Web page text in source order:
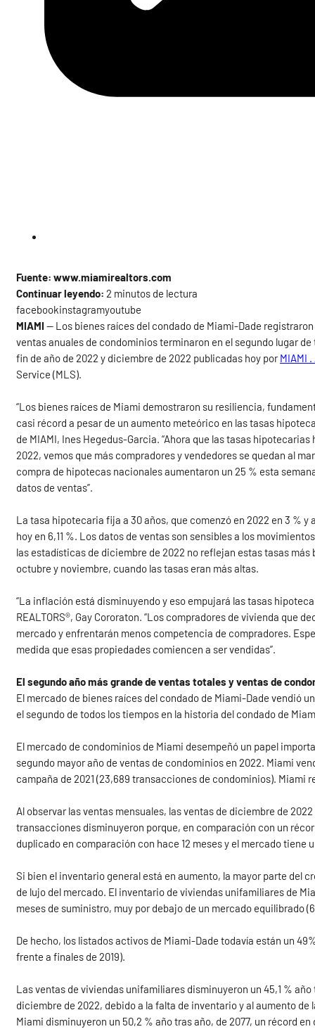
Fuente: www.miamirealtors.com
Continuar leyendo: 2 minutos de lectura
facebookinstagramyoutube
MIAMI — Los bienes raíces del condado de Miami-Dade
ventas anuales de condominios terminaron en el segundo lugar
fin de año de 2022 y diciembre de 2022 publicadas hoy porMIAMI
Service (MLS).
“Los bienes raíces de Miami demostraron su resiliencia,
casi récord a pesar de un aumento meteórico en las tasas
de MIAMI, Ines Hegedus-Garcia. “Ahora que las tasas
2022, vemos que más compradores y vendedores se quedan al
compra de hipotecas nacionales aumentaron un 25 % esta
datos de ventas”.
La tasa hipotecaria fija a 30 años, que comenzó en 2022 en 3 %
hoy en 6,11 %. Los datos de ventas son sensibles a los
las estadísticas de diciembre de 2022 no reflejan estas tasas
octubre y noviembre, cuando las tasas eran más altas.
“La inflación está disminuyendo y eso empujará las tasas
REALTORS®, Gay Cororaton. “Los compradores de vivienda que
mercado y enfrentarán menos competencia de compradores.
medida que esas propiedades comiencen a ser vendidas”.
El segundo año más grande de ventas totales y ventas de
El mercado de bienes raíces del condado de Miami-Dade vendió
el segundo de todos los tiempos en la historia del condado de
El mercado de condominios de Miami desempeñó un papel
segundo mayor año de ventas de condominios en 2022. Miami
campaña de 2021 (23,689 transacciones de condominios). Miami
Al observar las ventas mensuales, las ventas de diciembre de
transacciones disminuyeron porque, en comparación con un
duplicado en comparación con hace 12 meses y el mercado
Si bien el inventario general está en aumento, la mayor parte del
de lujo del mercado. El inventario de viviendas unifamiliares de
meses de suministro, muy por debajo de un mercado equilibrado
De hecho, los listados activos de Miami-Dade todavía están un
frente a finales de 2019).
Las ventas de viviendas unifamiliares disminuyeron un 45,1 %
diciembre de 2022, debido a la falta de inventario y al aumento
Miami disminuyeron un 50,2 % año tras año, de 2077, un récord